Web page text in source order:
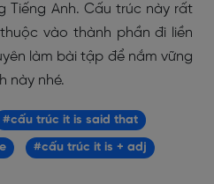
Tiếng Anh. Cấu trúc này rất
vào thành phần đi liền
làm bài tập để nắm vững
này nhé.
#cấu trúc it is said that
#cấu trúc it is + adj